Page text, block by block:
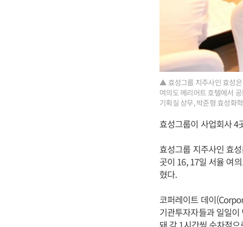
▲ 효성그룹 지주사인 효성은
여의도 메리어트 호텔에서
기획실 상무, 박준형 효성화
효성그룹이 사업회사 4
효성그룹 지주사인 효
곳이 16, 17일 서율 여
혔다.
코퍼레이트 데이
기관투자자들과 일일